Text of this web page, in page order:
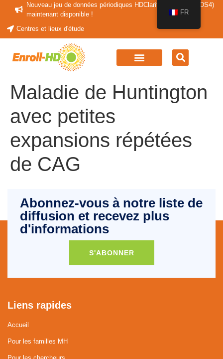
Nouveau jeu de données périodiques HDClarity (HDClarity-PDS4)
maintenant disponible !
Centres et lieux d'étude
Maladie de Huntington
avec petites
expansions répétées
de CAG
Abonnez-vous à notre liste de
diffusion et recevez plus
d'informations
S'ABONNER
Liens rapides
Accueil
Pour les familles MH
FR